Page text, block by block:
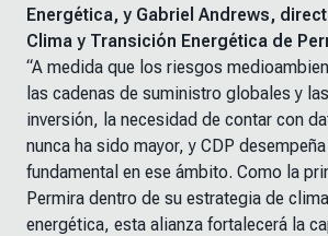
Energética, y Gabriel Andrews,
Clima y Transición Energética de
“A medida que los riesgos
las cadenas de suministro globales y
inversión, la necesidad de contar con
nunca ha sido mayor, y CDP desempeña
fundamental en ese ámbito. Como la
Permira dentro de su estrategia de
energética, esta alianza fortalecerá la